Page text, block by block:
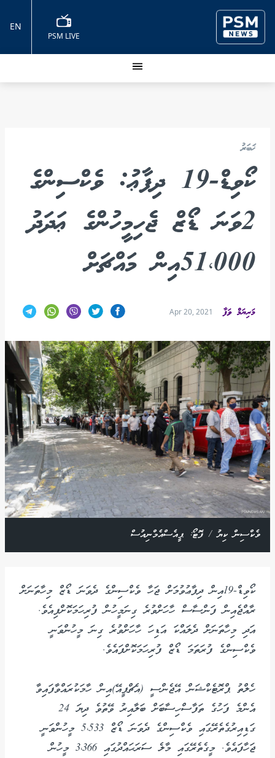
PSM LIVE
EN
ޚަބަރު
ކޯވިޑް-19 ދިފާޢު: ވެކްސިންގެ
2ވަނަ ޑޯޒް ޖެހިމީހުންގެ ޢަދަދު
51،000އިން މައްޗަށް
މަރިޔަމް ވަފާ Apr 20, 2021
ވެކްސިން ކިޔު / ފޮޓޯ: ޕީއެސްއެމްނިއުސް
ކޯވިޑް-19އިން ދިފާޢުވުމަށް ޖަހާ ވެކްސިންގެ ދެވަނަ ޑޯޒް މިހާތަނަށް
ރާއްޖެއިން ފަންސާސް ހާހަށްވުރެ ގިނަމީހުން ފުރިހަމަކޮށްފިއެވެ.
އަދި މިހާތަނަށް ދެލައްކަ އަޑިހަ ހާހަށްވުރެ ގިނަ މީހުންވަނީ
ވެކްސިންގެ ފުރަތަމަ ޑޯޒް ފުރިހަމަކޮށްފައެވެ.
ހެލްތު ޕްރޮޓެކްޝަން އޭޖެންސީ (އެޗްޕީއޭ)އިން ހާމަކުރައްވާފައިވާ
އެންމެ ފަހުގެ ތަފާސްހިސާބަށް ބަލާއިރު ވޭތުވެ ދިޔަ 24
ގަޑިއިރުގެތެރޭގައި ވެކްސިންގެ ދެވަނަ ޑޯޒް 5،533 މީހުންވަނީ
ޖަހާފައެވެ. މީގެތެރޭގައި މާލެ ސަރަޙައްދުގައި 3،366 މީހުން